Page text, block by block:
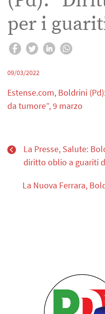
per i
09/03/2022
Estense.com, Boldrini
da tumore”, 9 marzo
La Presse, Salute:
diritto oblio a guariti
La Nuova Ferrara,